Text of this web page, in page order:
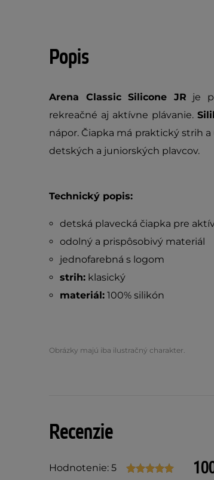
Popis
Arena Classic Silicone JR je
rekreačné aj aktívne plávanie.
nápor. Čiapka má praktický strih
detských a juniorských plavcov.
Technický popis:
detská plavecká čiapka pre
odolný a prispôsobivý materiál
jednofarebná s logom
strih:klasický
materiál:100% silikón
Obrázky majú iba ilustračný charakter.
Recenzie
Hodnotenie: 5